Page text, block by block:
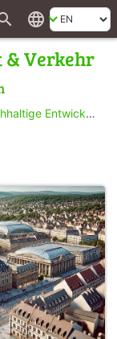
language
Verkehr
Entwicklung e.V.